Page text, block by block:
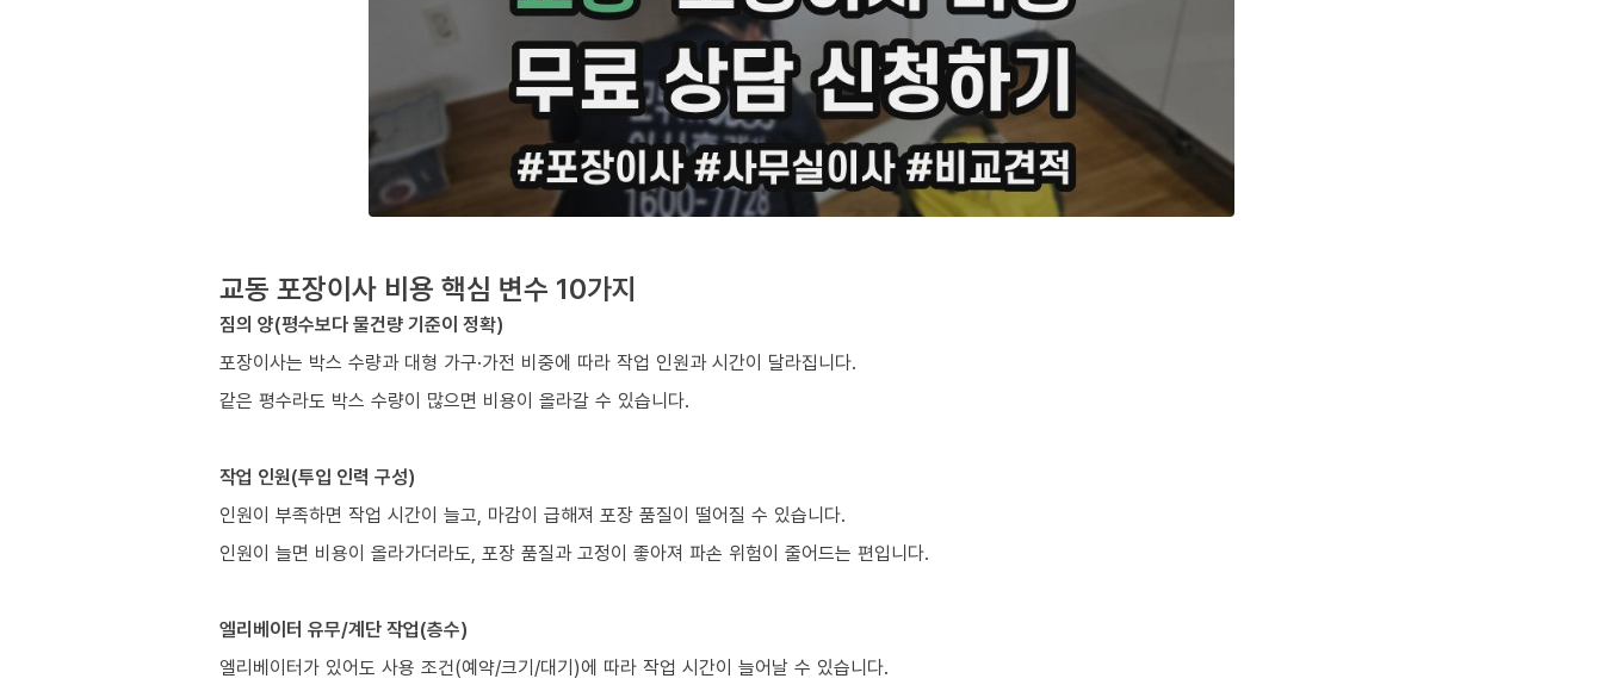
교동 포장이사 비용 핵심 변수 10가지
짐의 양(평수보다 물건량 기준이 정확)
포장이사는 박스 수량과 대형 가구·가전 비중에 따라 작업 인원과 시간이 달라집니다.
같은 평수라도 박스 수량이 많으면 비용이 올라갈 수 있습니다.
작업 인원(투입 인력 구성)
인원이 부족하면 작업 시간이 늘고, 마감이 급해져 포장 품질이 떨어질 수 있습니다.
인원이 늘면 비용이 올라가더라도, 포장 품질과 고정이 좋아져 파손 위험이 줄어드는 편입니다.
엘리베이터 유무/계단 작업(층수)
엘리베이터가 있어도 사용 조건(예약/크기/대기)에 따라 작업 시간이 늘어날 수 있습니다.